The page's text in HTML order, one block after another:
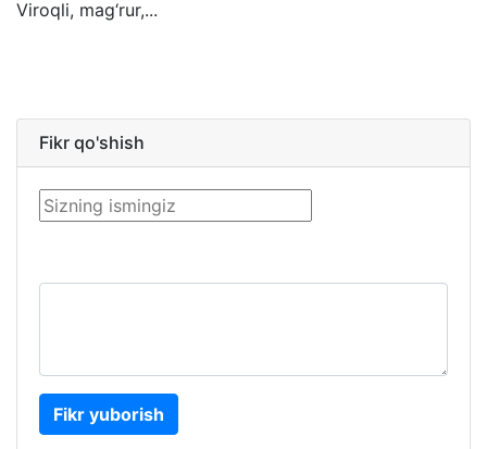
Viroqli, mag‘rur,...
Fikr qo'shish
Fikr yuborish